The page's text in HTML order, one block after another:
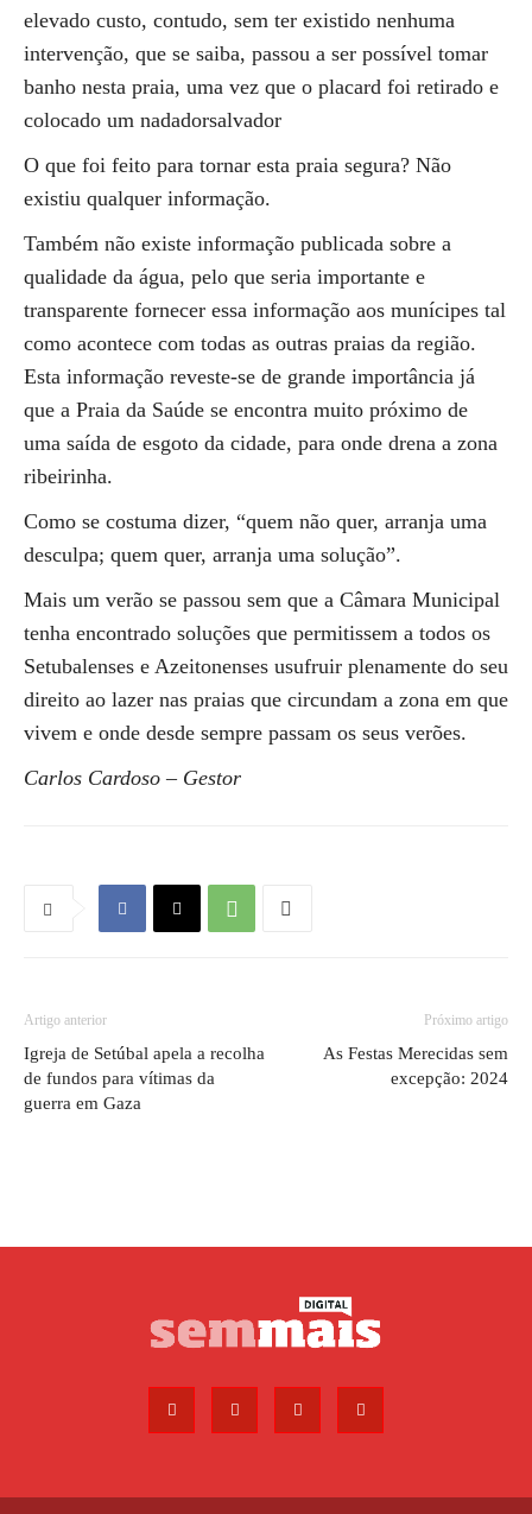
elevado custo, contudo, sem ter existido nenhuma
intervenção, que se saiba, passou a ser possível tomar
banho nesta praia, uma vez que o placard foi retirado e
colocado um nadadorsalvador
O que foi feito para tornar esta praia segura? Não
existiu qualquer informação.
Também não existe informação publicada sobre a
qualidade da água, pelo que seria importante e
transparente fornecer essa informação aos munícipes tal
como acontece com todas as outras praias da região.
Esta informação reveste-se de grande importância já
que a Praia da Saúde se encontra muito próximo de
uma saída de esgoto da cidade, para onde drena a zona
ribeirinha.
Como se costuma dizer, “quem não quer, arranja uma
desculpa; quem quer, arranja uma solução”.
Mais um verão se passou sem que a Câmara Municipal
tenha encontrado soluções que permitissem a todos os
Setubalenses e Azeitonenses usufruir plenamente do seu
direito ao lazer nas praias que circundam a zona em que
vivem e onde desde sempre passam os seus verões.
Carlos Cardoso – Gestor
Artigo anterior
Igreja de Setúbal apela a recolha
de fundos para vítimas da
guerra em Gaza
Próximo artigo
As Festas Merecidas sem
excepção: 2024